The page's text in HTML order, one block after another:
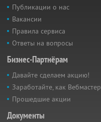
Публикации о нас
Вакансии
Правила сервиса
Ответы на вопросы
Бизнес-Партнёрам
Давайте сделаем акцию!
Заработайте, как Вебмастер
Прошедшие акции
Документы